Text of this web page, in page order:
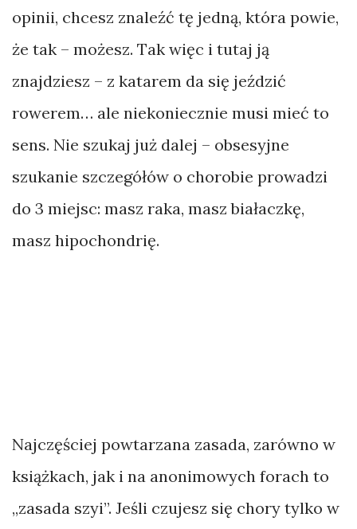
opinii, chcesz znaleźć tę jedną, która powie,
że tak – możesz. Tak więc i tutaj ją
znajdziesz – z katarem da się jeździć
rowerem… ale niekoniecznie musi mieć to
sens. Nie szukaj już dalej – obsesyjne
szukanie szczegółów o chorobie prowadzi
do 3 miejsc: masz raka, masz białaczkę,
masz hipochondrię.
Najczęściej powtarzana zasada, zarówno w
książkach, jak i na anonimowych forach to
„zasada szyi”. Jeśli czujesz się chory tylko w
Foto
Poradnik
Rywalizacja
Wynalazki
Azory
Belgia